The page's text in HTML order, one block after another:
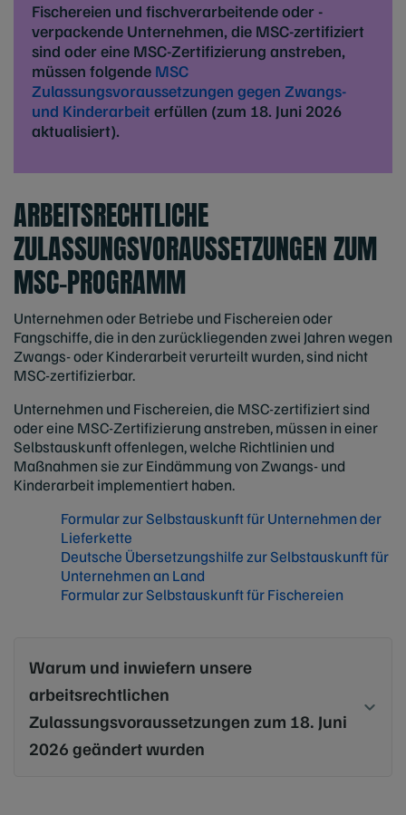
Fischereien und fischverarbeitende oder -
verpackende Unternehmen, die MSC-zertifiziert
sind oder eine MSC-Zertifizierung anstreben,
müssen folgende MSC
Zulassungsvoraussetzungen gegen Zwangs-
und Kinderarbeit erfüllen (zum 18. Juni 2026
aktualisiert).
ARBEITSRECHTLICHE
ZULASSUNGSVORAUSSETZUNGEN ZUM
MSC-PROGRAMM
Unternehmen oder Betriebe und Fischereien oder
Fangschiffe, die in den zurückliegenden zwei Jahren wegen
Zwangs- oder Kinderarbeit verurteilt wurden, sind nicht
MSC-zertifizierbar.
Unternehmen und Fischereien, die MSC-zertifiziert sind
oder eine MSC-Zertifizierung anstreben, müssen in einer
Selbstauskunft offenlegen, welche Richtlinien und
Maßnahmen sie zur Eindämmung von Zwangs- und
Kinderarbeit implementiert haben.
Formular zur Selbstauskunft für Unternehmen der
Lieferkette
Deutsche Übersetzungshilfe zur Selbstauskunft für
Unternehmen an Land
Formular zur Selbstauskunft für Fischereien
Warum und inwiefern unsere
arbeitsrechtlichen
Zulassungsvoraussetzungen zum 18. Juni
2026 geändert wurden